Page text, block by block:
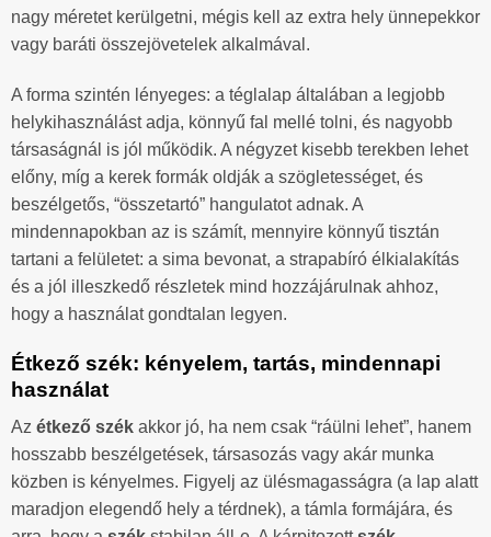
nagy méretet kerülgetni, mégis kell az extra hely ünnepekkor
vagy baráti összejövetelek alkalmával.
A forma szintén lényeges: a téglalap általában a legjobb
helykihasználást adja, könnyű fal mellé tolni, és nagyobb
társaságnál is jól működik. A négyzet kisebb terekben lehet
előny, míg a kerek formák oldják a szögletességet, és
beszélgetős, “összetartó” hangulatot adnak. A
mindennapokban az is számít, mennyire könnyű tisztán
tartani a felületet: a sima bevonat, a strapabíró élkialakítás
és a jól illeszkedő részletek mind hozzájárulnak ahhoz,
hogy a használat gondtalan legyen.
Étkező szék: kényelem, tartás, mindennapi
használat
Az étkező szék akkor jó, ha nem csak “ráülni lehet”, hanem
hosszabb beszélgetések, társasozás vagy akár munka
közben is kényelmes. Figyelj az ülésmagasságra (a lap alatt
maradjon elegendő hely a térdnek), a támla formájára, és